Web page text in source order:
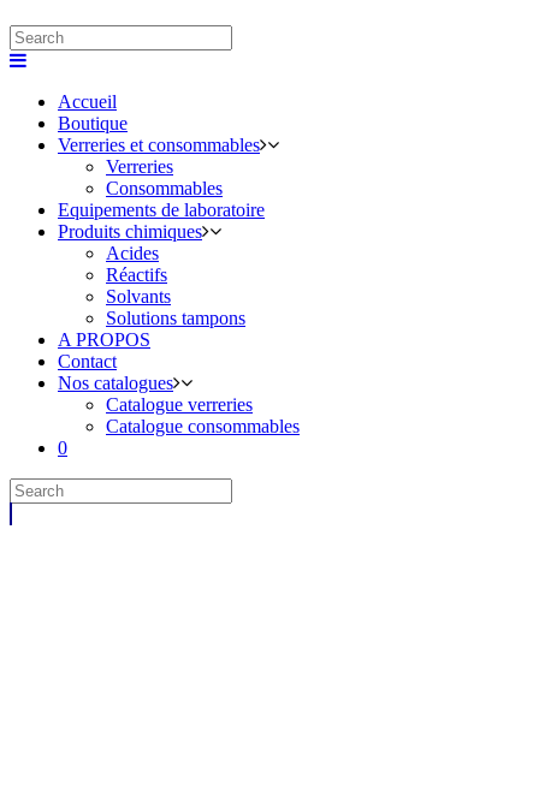
Accueil
Boutique
Verreries et consommables
Verreries
Consommables
Equipements de laboratoire
Produits chimiques
Acides
Réactifs
Solvants
Solutions tampons
A PROPOS
Contact
Nos catalogues
Catalogue verreries
Catalogue consommables
0